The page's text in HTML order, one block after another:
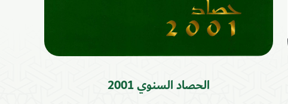
الحصاد السنوي 2001